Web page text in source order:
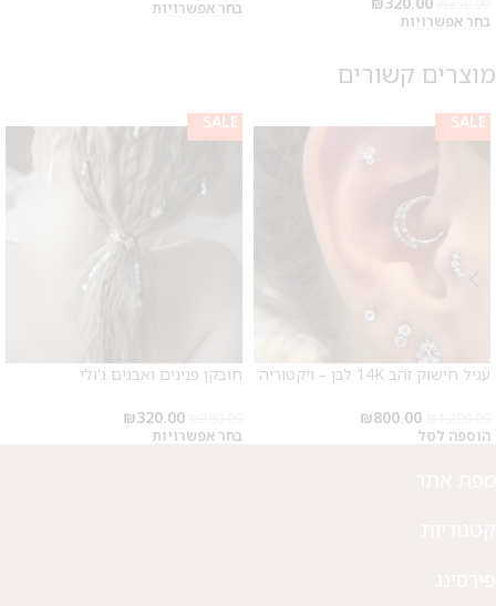
בחר אפשרויות
בחר אפשרויות
מוצרים קשורים
SALE
SALE
עגיל חישוק זהב 14K לבן – ויקטוריה
₪800.00
הוספה לסל
SALE
SALE
חובקן פנינים ואבנים ג'ולי
₪320.00
בחר אפשרויות
אזניים